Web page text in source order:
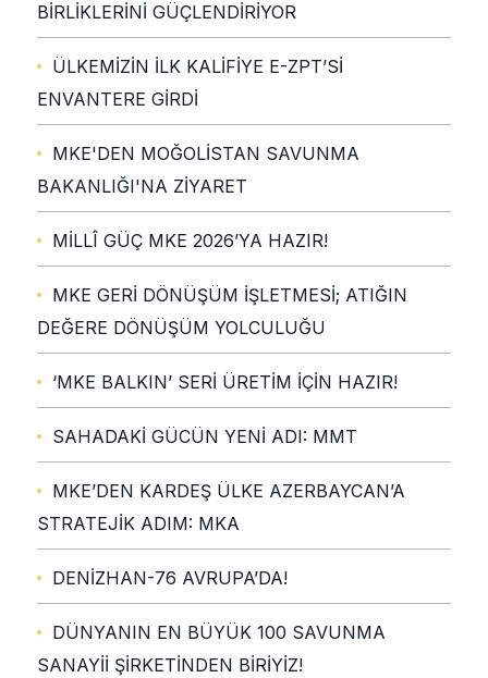
BİRLİKLERİNİ GÜÇLENDİRİYOR
ÜLKEMİZİN İLK KALİFİYE E-ZPT’Sİ
ENVANTERE GİRDİ
MKE'DEN MOĞOLİSTAN SAVUNMA
BAKANLIĞI'NA ZİYARET
MİLLÎ GÜÇ MKE 2026’YA HAZIR!
MKE GERİ DÖNÜŞÜM İŞLETMESİ; ATIĞIN
DEĞERE DÖNÜŞÜM YOLCULUĞU
‘MKE BALKIN’ SERİ ÜRETİM İÇİN HAZIR!
SAHADAKİ GÜCÜN YENİ ADI: MMT
MKE’DEN KARDEŞ ÜLKE AZERBAYCAN’A
STRATEJİK ADIM: MKA
DENİZHAN-76 AVRUPA’DA!
DÜNYANIN EN BÜYÜK 100 SAVUNMA
SANAYİİ ŞİRKETİNDEN BİRİYİZ!